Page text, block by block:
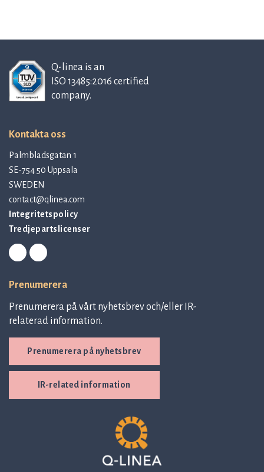
Q-linea is an
ISO 13485:2016 certified
company.
Kontakta oss
Palmbladsgatan 1
SE-754 50 Uppsala
SWEDEN
contact@qlinea.com
Integritetspolicy
Tredjepartslicenser
Prenumerera
Prenumerera på vårt nyhetsbrev och/eller IR-
relaterad information.
Prenumerera på nyhetsbrev
IR-related information